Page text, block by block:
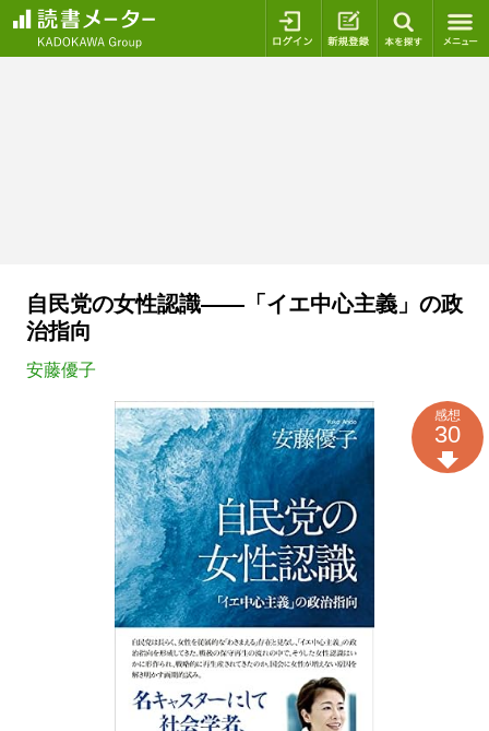
ログイン 新規登録
自民党の女性認識――「イエ中心主義」の政
治指向
安藤優子
感想
30